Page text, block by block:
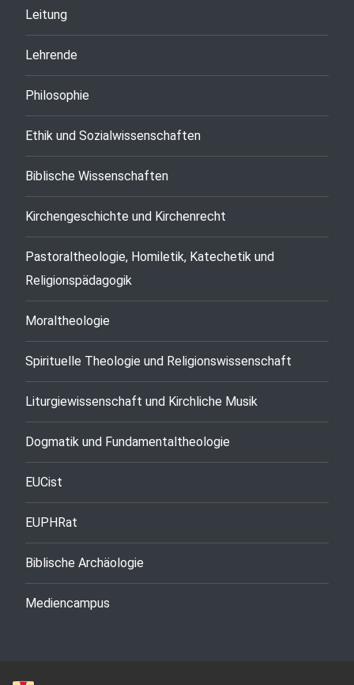
Leitung
Lehrende
Philosophie
Ethik und Sozialwissenschaften
Biblische Wissenschaften
Kirchengeschichte und Kirchenrecht
Pastoraltheologie, Homiletik, Katechetik und
Religionspädagogik
Moraltheologie
Spirituelle Theologie und Religionswissenschaft
Liturgiewissenschaft und Kirchliche Musik
Dogmatik und Fundamentaltheologie
EUCist
EUPHRat
Biblische Archäologie
Mediencampus